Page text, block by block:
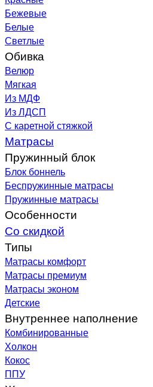
Бежевые
Белые
Светлые
Обивка
Велюр
Мягкая
Из МДФ
Из ЛДСП
С каретной стяжкой
Матрасы
Пружинный блок
Блок боннель
Беспружинные матрасы
Пружинные матрасы
Особенности
Со скидкой
Типы
Матрасы комфорт
Матрасы премиум
Матрасы эконом
Детские
Внутреннее наполнение
Комбинированные
Холкон
Кокос
ППУ